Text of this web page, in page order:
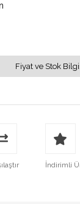
Fiyat ve Stok
İndirimli